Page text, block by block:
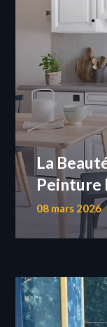
La
Peinture
08 mars 2026